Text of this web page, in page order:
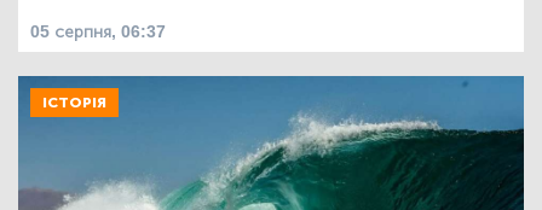
05 серпня, 06:37
ІСТОРІЯ